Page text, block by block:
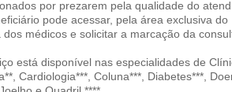
por prezarem pela qualidade do
pode acessar, pela área exclusiva
dos médicos e solicitar a marcação da
está disponível nas especialidades de
Cardiologia***, Coluna***, Diabetes***,